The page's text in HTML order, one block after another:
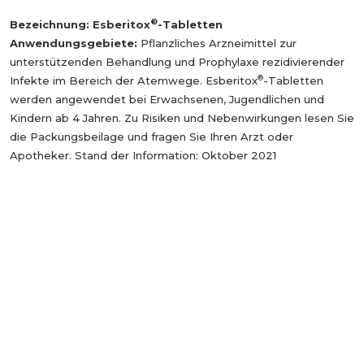
Bezeichnung: Esberitox®-Tabletten
Anwendungsgebiete: Pflanzliches Arzneimittel zur
unterstützenden Behandlung und Prophylaxe rezidivierender
Infekte im Bereich der Atemwege. Esberitox®-Tabletten
werden angewendet bei Erwachsenen, Jugendlichen und
Kindern ab 4 Jahren. Zu Risiken und Nebenwirkungen lesen Sie
die Packungsbeilage und fragen Sie Ihren Arzt oder
Apotheker. Stand der Information: Oktober 2021